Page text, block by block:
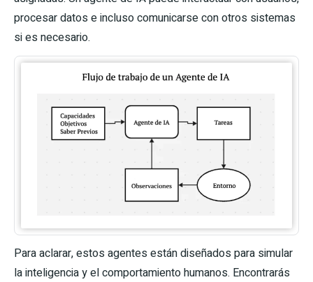
procesar datos e incluso comunicarse con otros sistemas
si es necesario.
Para aclarar, estos agentes están diseñados para simular
la inteligencia y el comportamiento humanos. Encontrarás